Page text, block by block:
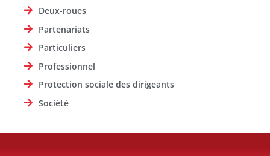
Deux-roues
Partenariats
Particuliers
Professionnel
Protection sociale des dirigeants
Société